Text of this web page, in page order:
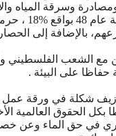
ﻭﺳﺮﻗﺔ ﺍﻟﻤﻴﺎﻩ
ﻭﺃﺷﺎﺭ ﺇﻟﻰ
ﺇﻟﻰ ﻣﺰﺍﺭﻋﻬﻢ،
ﻣﻊ ﺍﻟﺸﻌﺐ ﺍﻟﻔﻠﺴﻄﻴﻨﻲ
ﺣﻔﺎﻇﺎ ﻋﻠﻰ ﺍﻟﺒﻴﺌﺔ .
ﺷﻜﻠﺔ ﻓﻲ ﻭﺭﻗﺔ ﻋﻤﻞ
ﺍﻟﺤﻘﻮﻕ ﺍﻟﻌﺎﻟﻤﻴﺔ
ﺣﻖ ﺍﻟﻤﺎﺀ ﻭﻋﻦ